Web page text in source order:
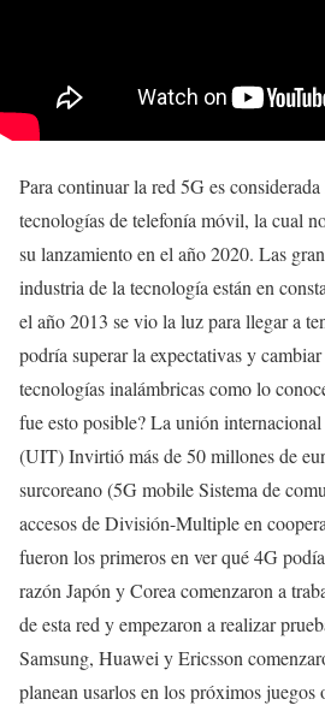
Para continuar la red 5G es
tecnologías de telefonía móvil, la cual
su lanzamiento en el año 2020. Las
industria de la tecnología están en
el año 2013 se vio la luz para llegar a
podría superar la expectativas y
tecnologías inalámbricas como lo
fue esto posible? La unión
(UIT) Invirtió más de 50 millones de
surcoreano (5G mobile Sistema de
accesos de División-Multiple en
fueron los primeros en ver qué 4G
razón Japón y Corea comenzaron a
de esta red y empezaron a realizar
Samsung, Huawei y Ericsson
planean usarlos en los próximos